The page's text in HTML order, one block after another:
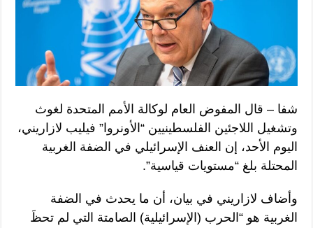
شفا – قال المفوض العام لوكالة الأمم المتحدة لغوث
وتشغيل اللاجئين الفلسطينيين “الأونروا” فيليب لازاريني،
اليوم الأحد، إن العنف الإسرائيلي في الضفة الغربية
المحتلة بلغ “مستويات قياسية”.
وأضاف لازاريني في بيان، أن ما يحدث في الضفة
الغربية هو “الحرب (الإسرائيلية) الصامتة التي لم تحظَ